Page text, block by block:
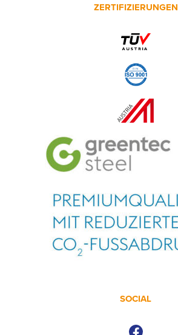
ZERTIFIZIERUNGEN
SOCIAL